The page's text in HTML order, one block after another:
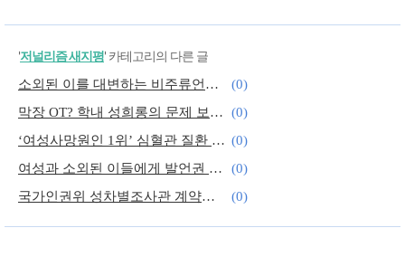
'저널리즘 새지평' 카테고리의 다른 글
소외된 이를 대변하는 비주류언론의 딜레마
(0)
막장 OT? 학내 성희롱의 문제 보아야
(0)
‘여성사망원인 1위’ 심혈관 질환 바로알기 (0)
여성과 소외된 이들에게 발언권 주는 저널리즘
(0)
국가인권위 성차별조사관 계약해지 논란, 노조활동 때문?
(0)
차별없는 세상 “미완의 꿈 아니다” (0)